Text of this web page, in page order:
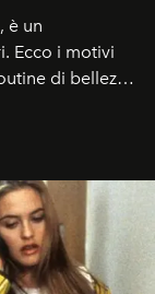
è un
Ecco i motivi
di bellezza